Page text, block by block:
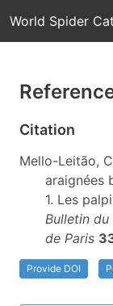
World Spider
Citation
Mello-Leitão,
araignées
1. Les
Bulletin
de Paris
Provide DOI